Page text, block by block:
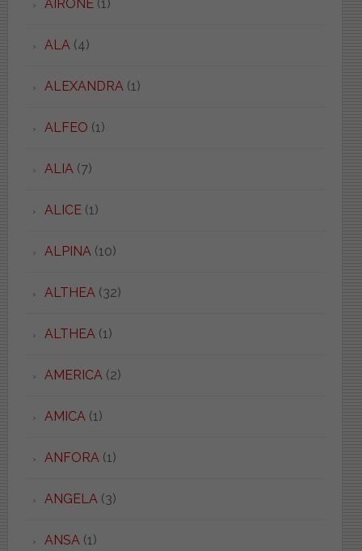
AIRONE(1)
ALA (4)
ALEXANDRA (1)
ALFEO (1)
ALIA (7)
ALICE(1)
ALPINA (10)
ALTHEA (32)
ALTHEA (1)
AMERICA (2)
AMICA (1)
ANFORA (1)
ANGELA (3)
ANSA (1)